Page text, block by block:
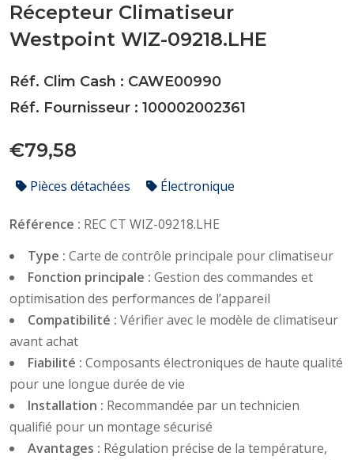
Récepteur Climatiseur
Westpoint WIZ-09218.LHE
Réf. Clim Cash : CAWE00990
Réf. Fournisseur : 100002002361
€79,58
Pièces détachées Électronique
Référence : REC CT WIZ-09218.LHE
Type : Carte de contrôle principale pour climatiseur
Fonction principale : Gestion des commandes et
optimisation des performances de l’appareil
Compatibilité : Vérifier avec le modèle de climatiseur
avant achat
Fiabilité : Composants électroniques de haute qualité
pour une longue durée de vie
Installation : Recommandée par un technicien
qualifié pour un montage sécurisé
Avantages : Régulation précise de la température,